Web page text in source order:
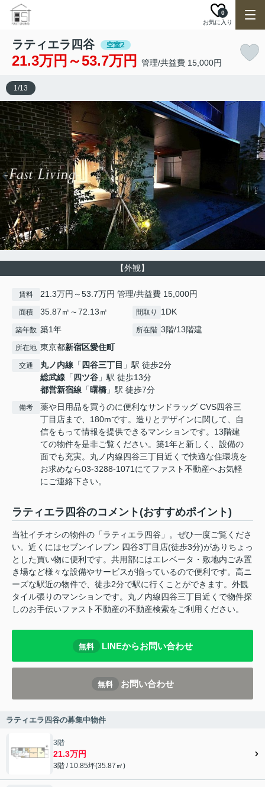
お気に入り
0
ラティエラ四谷 空室2
21.3万円～53.7万円 管理/共益費 15,000円
【外観】
1/13
賃料 21.3万円～53.7万円 管理/共益費 15,000円
面積 35.87㎡～72.13㎡ 間取り 1DK
築年数 築1年 所在階 3階/13階建
所在地 東京都新宿区愛住町
交通 丸ノ内線 「 四谷三丁目 」駅 徒歩2分
総武線 「 四ツ谷 」駅 徒歩13分
都営新宿線 「曙橋 」駅 徒歩7分
備考
薬や日用品を買うのに便利なサンドラッグ CVS四谷三
丁目店まで、180mです。造りとデザインに関して、自
信をもって情報を提供できるマンションです。13階建
ての物件を是非ご覧ください。築1年と新しく、設備の
面でも充実。丸ノ内線四谷三丁目近くで快適な住環境を
お求めなら03-3288-1071にてファスト不動産へお気軽
にご連絡下さい。
ラティエラ四谷のコメント(おすすめポイント)
当社イチオシの物件の「ラティエラ四谷」。ぜひ一度ご覧くださ
い。近くにはセブンイレブン 四谷3丁目店(徒歩3分)がありちょっ
とした買い物に便利です。共用部にはエレベータ・敷地内ごみ置
き場など様々な設備やサービスが揃っているので便利です。高ニ
ーズな駅近の物件で、徒歩2分で駅に行くことができます。外観
タイル張りのマンションです。丸ノ内線四谷三丁目近くで物件探
しのお手伝いファスト不動産の不動産検索をご利用ください。
無料 LINEからお問い合わせ
無料 お問い合わせ
ラティエラ四谷の募集中物件
3階
21.3万円
3階 / 10.85坪(35.87㎡)